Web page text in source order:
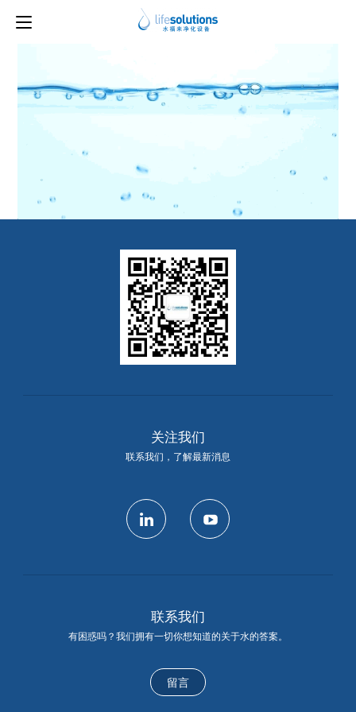
上一图片
image17
关注我们
联系我们，了解最新消息
联系我们
有困惑吗？我们拥有一切你想知道的关于水的答案。
留言